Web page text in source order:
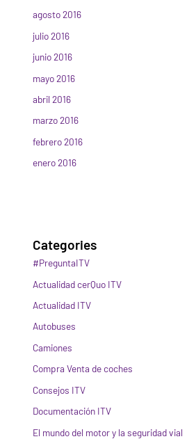
agosto 2016
julio 2016
junio 2016
mayo 2016
abril 2016
marzo 2016
febrero 2016
enero 2016
Categories
#PreguntaITV
Actualidad cerQuo ITV
Actualidad ITV
Autobuses
Camiones
Compra Venta de coches
Consejos ITV
Documentación ITV
El mundo del motor y la seguridad vial